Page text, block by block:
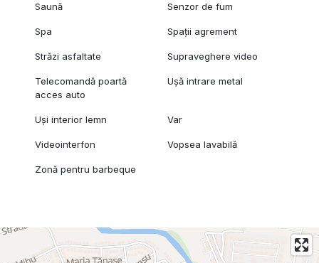
Saună Senzor de fum
Spa Spații agrement
Străzi asfaltate Supraveghere video
Telecomandă poartă
acces auto
Ușă intrare metal
Uși interior lemn Var
Videointerfon Vopsea lavabilă
Zonă pentru barbeque